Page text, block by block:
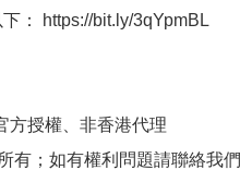
： https://bit.ly/3qYpmBL
方授權、非香港代理
有；如有權利問題請聯絡我們